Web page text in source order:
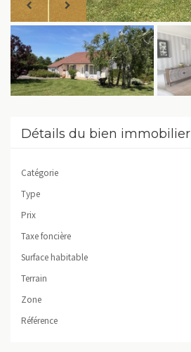
Détails du bien immobilier
Catégorie
Type
Prix
Taxe foncière
Surface habitable
Terrain
Zone
Référence